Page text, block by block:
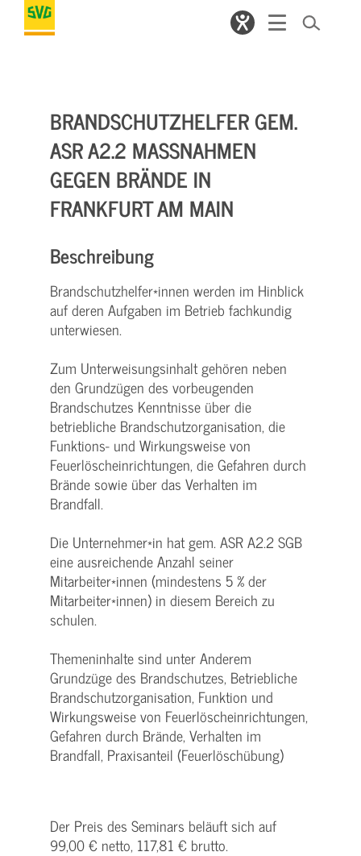
BRANDSCHUTZHELFER GEM.
ASR A2.2 MASSNAHMEN G
EGEN BRÄNDE IN F
RANKFURT AM MAIN
Beschreibung
Brandschutzhelfer*innen werden im Hinblick
auf deren Aufgaben im Betrieb fachkundig
unterwiesen.
Zum Unterweisungsinhalt gehören neben
den Grundzügen des vorbeugenden
Brandschutzes Kenntnisse über die
betriebliche Brandschutzorganisation, die
Funktions- und Wirkungsweise von
Feuerlöscheinrichtungen, die Gefahren durch
Brände sowie über das Verhalten im
Brandfall.
Die Unternehmer*in hat gem. ASR A2.2 SGB
eine ausreichende Anzahl seiner
Mitarbeiter*innen (mindestens 5 % der
Mitarbeiter*innen) in diesem Bereich zu
schulen.
Themeninhalte sind unter Anderem
Grundzüge des Brandschutzes, Betriebliche
Brandschutzorganisation, Funktion und
Wirkungsweise von Feuerlöscheinrichtungen,
Gefahren durch Brände, Verhalten im
Brandfall, Praxisanteil (Feuerlöschübung)
Der Preis des Seminars beläuft sich auf
99,00 € netto, 117,81 € brutto.